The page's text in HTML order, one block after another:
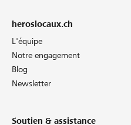
heroslocaux.ch
L'équipe
Notre engagement
Blog
Newsletter
Soutien & assistance